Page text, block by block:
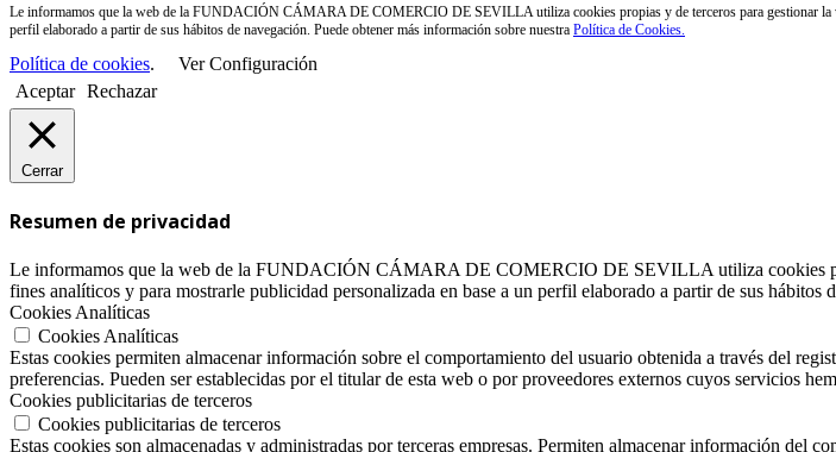
Le informamos que la web de la FUNDACIÓN CÁMARA DE COMERCIO DE SEVILLA utiliza cookies propias y de terceros para gestionar la
perfil elaborado a partir de sus hábitos de navegación. Puede obtener más información sobre nuestra Política de Cookies.
Política de cookies.
Ver Configuración
Aceptar Rechazar
Cerrar
Resumen de privacidad
Le informamos que la web de la FUNDACIÓN CÁMARA DE COMERCIO DE SEVILLA utiliza cookies
fines analíticos y para mostrarle publicidad personalizada en base a un perfil elaborado a partir de sus hábitos
Cookies Analíticas
Cookies Analíticas
Estas cookies permiten almacenar información sobre el comportamiento del usuario obtenida a través del
preferencias. Pueden ser establecidas por el titular de esta web o por proveedores externos cuyos servicios
Cookies publicitarias de terceros
Cookies publicitarias de terceros
Estas cookies son almacenadas y administradas por terceras empresas. Permiten almacenar información del